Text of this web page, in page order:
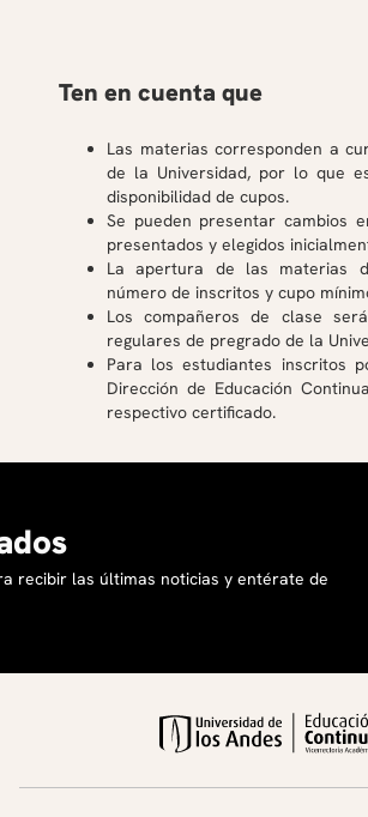
Ten en cuenta que
Las materias corresponden a
de la Universidad, por lo que
disponibilidad de cupos.
Se pueden presentar cambios
presentados y elegidos
La apertura de las materias
número de inscritos y cupo
Los compañeros de clase
regulares de pregrado de la
Para los estudiantes inscritos
Dirección de Educación
respectivo certificado.
recibir las últimas noticias y entérate de